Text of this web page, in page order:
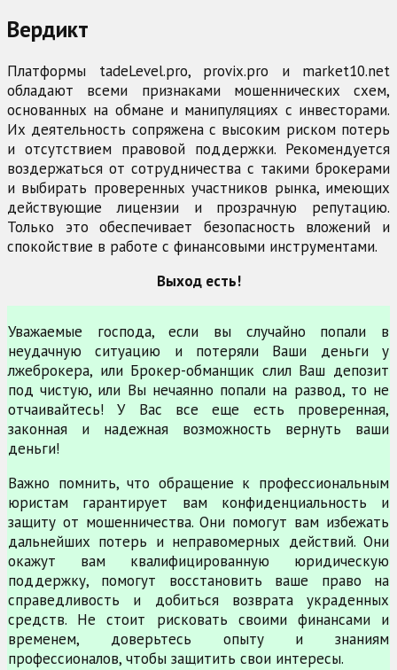
Вердикт
Платформы tadeLevel.pro, provix.pro и market10.net
обладают всеми признаками мошеннических схем,
основанных на обмане и манипуляциях с инвесторами.
Их деятельность сопряжена с высоким риском потерь
и отсутствием правовой поддержки. Рекомендуется
воздержаться от сотрудничества с такими брокерами
и выбирать проверенных участников рынка, имеющих
действующие лицензии и прозрачную репутацию.
Только это обеспечивает безопасность вложений и
спокойствие в работе с финансовыми инструментами.
Выход есть!
Уважаемые господа, если вы случайно попали в
неудачную ситуацию и потеряли Ваши деньги у
лжеброкера, или Брокер-обманщик слил Ваш депозит
под чистую, или Вы нечаянно попали на развод, то не
отчаивайтесь! У Вас все еще есть проверенная,
законная и надежная возможность вернуть ваши
деньги!
Важно помнить, что обращение к профессиональным
юристам гарантирует вам конфиденциальность и
защиту от мошенничества. Они помогут вам избежать
дальнейших потерь и неправомерных действий. Они
окажут вам квалифицированную юридическую
поддержку, помогут восстановить ваше право на
справедливость и добиться возврата украденных
средств. Не стоит рисковать своими финансами и
временем, доверьтесь опыту и знаниям
профессионалов, чтобы защитить свои интересы.